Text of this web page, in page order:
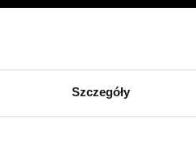
Szczegóły